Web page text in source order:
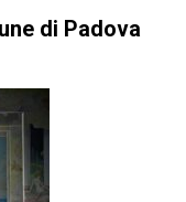
di Padova